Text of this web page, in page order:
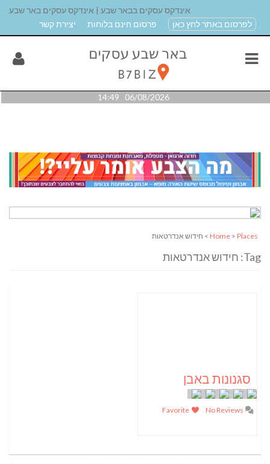
אינדקס עסקים בבאר שבע | אינדקס עסקים באר שבע
לפרסום באתר לחץ כאן
פרסום חינם בלוחות יצירת קשר
06/08/2026 14:49
Home > Places > חידוש אנדרטאות
Tag: חידוש אנדרטאות
סגנונות באבן